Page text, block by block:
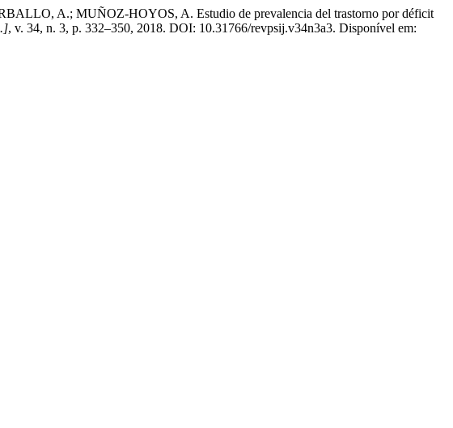
A.; MUÑOZ-HOYOS, A. Estudio de prevalencia del trastorno por déficit
, v. 34, n. 3, p. 332–350, 2018. DOI: 10.31766/revpsij.v34n3a3. Disponível em: